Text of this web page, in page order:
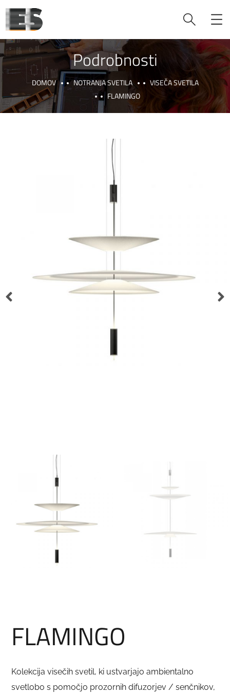
Podrobnosti
DOMOV NOTRANJA SVETILA
VISEČA SVETILA
FLAMINGO
FLAMINGO
Kolekcija visečih svetil, ki ustvarjajo ambientalno
svetlobo s pomočjo prozornih difuzorjev / senčnikov,